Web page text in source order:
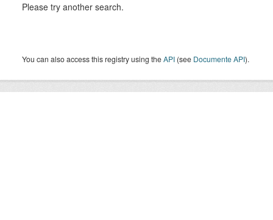
Please try another search.
You can also access this registry using theAPI (see Documente API).